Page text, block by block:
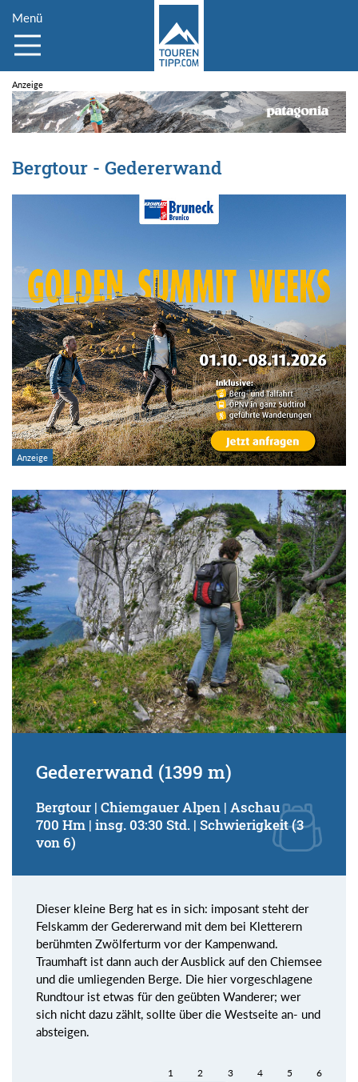
Menü
Bergtour - Gedererwand
Gedererwand (1399 m)
Bergtour | Chiemgauer Alpen | Aschau
700 Hm | insg. 03:30 Std. | Schwierigkeit (3
von 6)
Dieser kleine Berg hat es in sich: imposant steht der
Felskamm der Gedererwand mit dem bei Kletterern
berühmten Zwölferturm vor der Kampenwand.
Traumhaft ist dann auch der Ausblick auf den Chiemsee
und die umliegenden Berge. Die hier vorgeschlagene
Rundtour ist etwas für den geübten Wanderer; wer
sich nicht dazu zählt, sollte über die Westseite an- und
absteigen.
1 2 3 4 5 6